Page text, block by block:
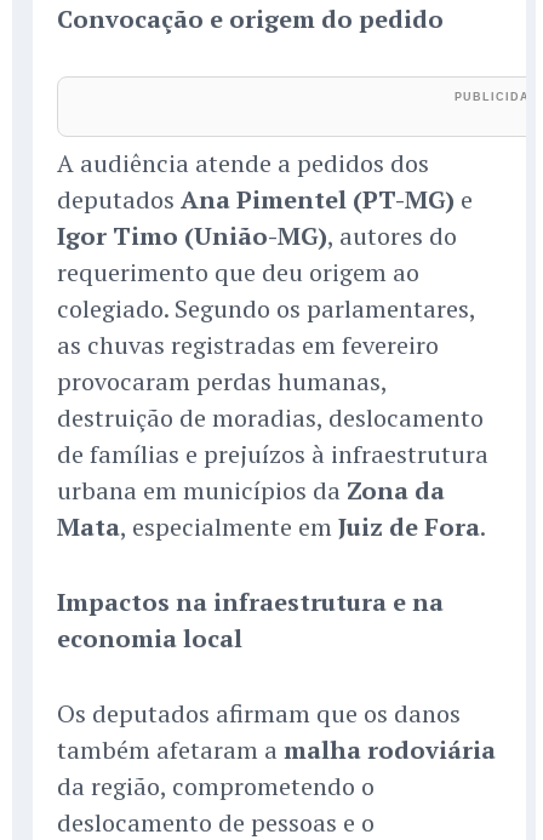
Convocação e origem do pedido
A audiência atende a pedidos dos
deputados Ana Pimentel (PT-MG) e
Igor Timo (União-MG), autores do
requerimento que deu origem ao
colegiado. Segundo os parlamentares,
as chuvas registradas em fevereiro
provocaram perdas humanas,
destruição de moradias, deslocamento
de famílias e prejuízos à infraestrutura
urbana em municípios da Zona da
Mata, especialmente emJuiz de Fora.
Impactos na infraestrutura e na
economia local
Os deputados afirmam que os danos
também afetaram a malha rodoviária
da região, comprometendo o
deslocamento de pessoas e o